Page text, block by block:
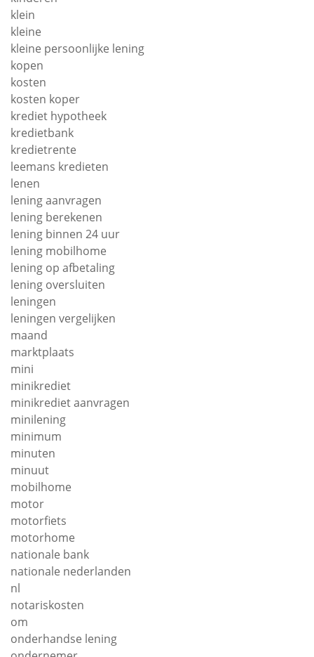
klein
kleine
kleine persoonlijke lening
kopen
kosten
kosten koper
krediet hypotheek
kredietbank
kredietrente
leemans kredieten
lenen
lening aanvragen
lening berekenen
lening binnen 24 uur
lening mobilhome
lening op afbetaling
lening oversluiten
leningen
leningen vergelijken
maand
marktplaats
mini
minikrediet
minikrediet aanvragen
minilening
minimum
minuten
minuut
mobilhome
motor
motorfiets
motorhome
nationale bank
nationale nederlanden
nl
notariskosten
om
onderhandse lening